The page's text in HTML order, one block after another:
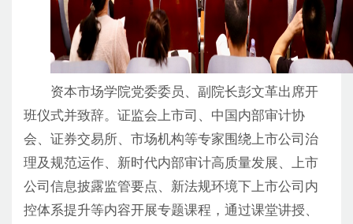
资本市场学院党委委员、副院长彭文革出席开
班仪式并致辞。证监会上市司、中国内部审计协
会、证券交易所、市场机构等专家围绕上市公司治
理及规范运作、新时代内部审计高质量发展、上市
公司信息披露监管要点、新法规环境下上市公司内
控体系提升等内容开展专题课程，通过课堂讲授、